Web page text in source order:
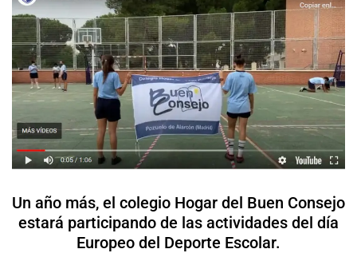
Un año más, el colegio Hogar del Buen Consejo
estará participando de las actividades del día
Europeo del Deporte Escolar.